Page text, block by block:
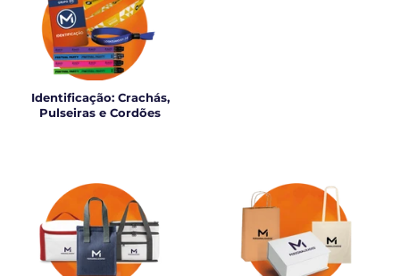
Identificação: Crachás,
Pulseiras e Cordões